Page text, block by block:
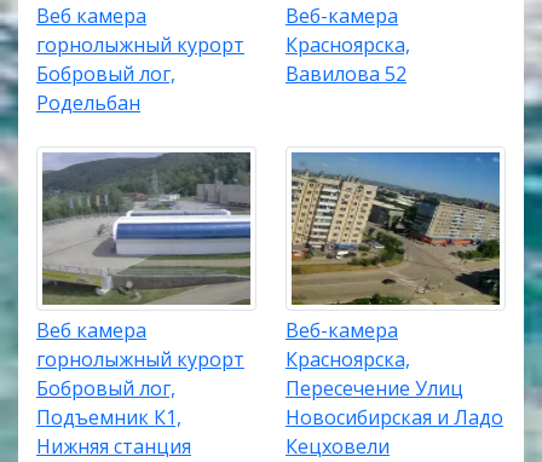
Веб камера
горнолыжный курорт
Бобровый лог,
Родельбан
Веб-камера
Красноярска,
Вавилова 52
Веб камера
горнолыжный курорт
Бобровый лог,
Подъемник К1,
Нижняя станция
Веб-камера
Красноярска,
Пересечение Улиц
Новосибирская и Ладо
Кецховели